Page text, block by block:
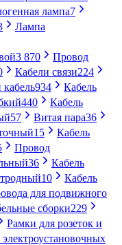
лампа7
Лампа
3 870
Провод
Кабели связи224
934
Кабель
440
Кабель
57 Витая пара36
15
Кабель
Провод
36
Кабель
10
Кабель
для подвижного
сборки229
Рамки для розеток и